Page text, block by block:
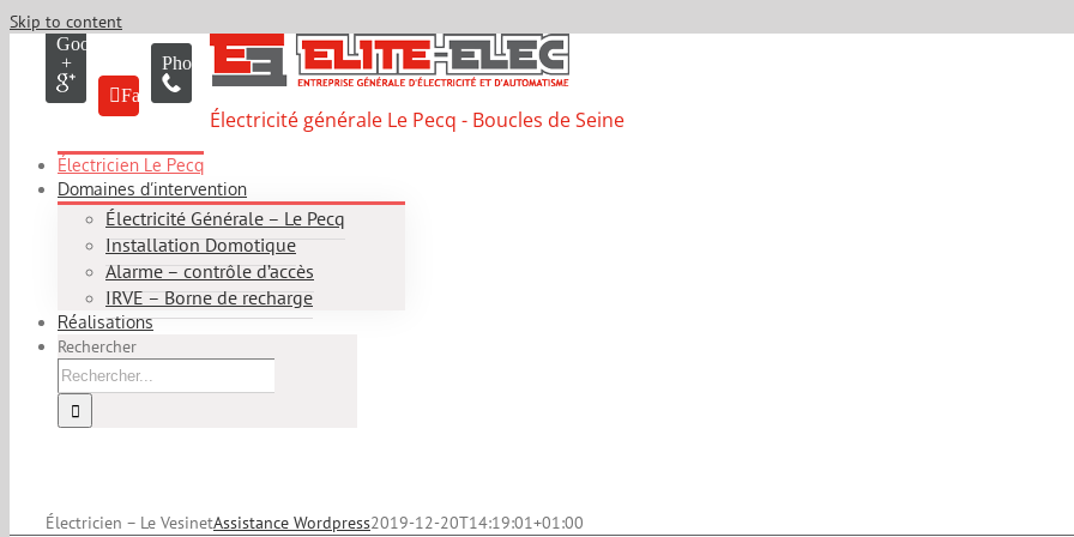
Skip to content
Google
+
Facebook
Phone
Électricité générale Le Pecq - Boucles de Seine
Électricien Le Pecq
Domaines d’intervention
Électricité Générale – Le Pecq
Installation Domotique
Alarme – contrôle d’accès
IRVE – Borne de recharge
Réalisations
Rechercher
Électricien – Le VesinetAssistance Wordpress2019-12-20T14:19:01+01:00